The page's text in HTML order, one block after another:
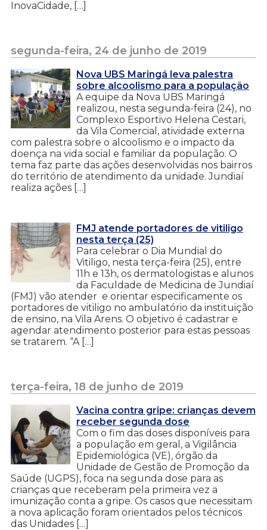
InovaCidade, […]
segunda-feira, 24 de junho de 2019
Nova UBS Maringá leva palestra
sobre alcoolismo para a população
A equipe da Nova UBS Maringá
realizou, nesta segunda-feira (24), no
Complexo Esportivo Helena Cestari,
da Vila Comercial, atividade externa
com palestra sobre o alcoolismo e o impacto da
doença na vida social e familiar da população. O
tema faz parte das ações desenvolvidas nos bairros
do território de atendimento da unidade. Jundiaí
realiza ações […]
FMJ atende portadores de vitiligo
nesta terça (25)
Para celebrar o Dia Mundial do
Vitiligo, nesta terça-feira (25), entre
11h e 13h, os dermatologistas e alunos
da Faculdade de Medicina de Jundiaí
(FMJ) vão atender e orientar especificamente os
portadores de vitiligo no ambulatório da instituição
de ensino, na Vila Arens. O objetivo é cadastrar e
agendar atendimento posterior para estas pessoas
se tratarem. “A […]
terça-feira, 18 de junho de 2019
Vacina contra gripe: crianças devem
receber segunda dose
Com o fim das doses disponíveis para
a população em geral, a Vigilância
Epidemiológica (VE), órgão da
Unidade de Gestão de Promoção da
Saúde (UGPS), foca na segunda dose para as
crianças que receberam pela primeira vez a
imunização conta a gripe. Os casos que necessitam
a nova aplicação foram orientados pelos técnicos
das Unidades […]